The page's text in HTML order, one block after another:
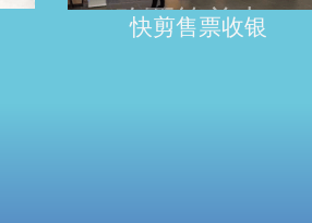
购票简单出
快剪售票收银